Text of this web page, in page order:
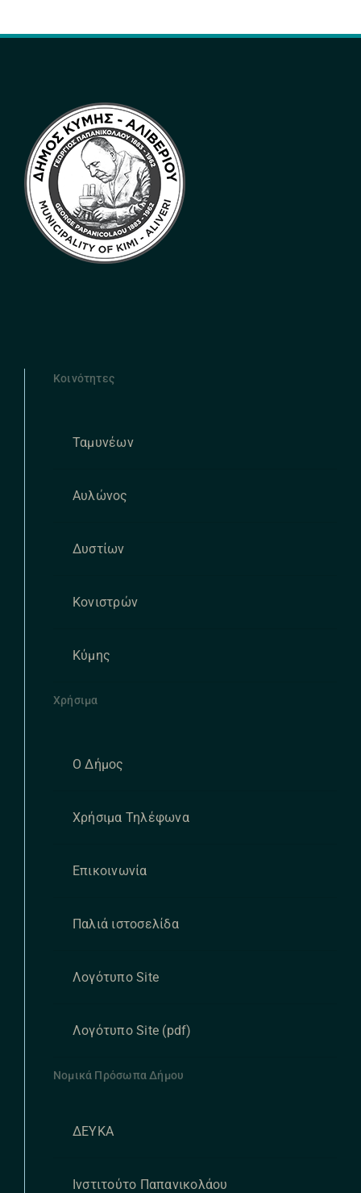
Κοινότητες
Ταμυνέων
Αυλώνος
Δυστίων
Κονιστρών
Κύμης
Χρήσιμα
Ο Δήμος
Χρήσιμα Τηλέφωνα
Επικοινωνία
Παλιά ιστοσελίδα
Λογότυπο Site
Λογότυπο Site (pdf)
Νομικά Πρόσωπα Δήμου
ΔΕΥΚΑ
Ινστιτούτο Παπανικολάου